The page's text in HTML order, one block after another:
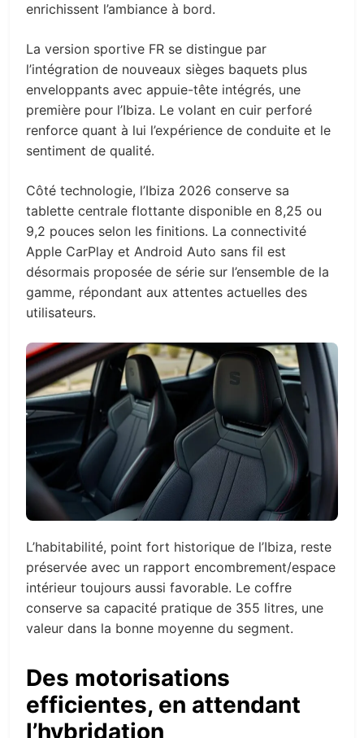
enrichissent l’ambiance à bord.
La version sportive FR se distingue par
l’intégration de nouveaux sièges baquets plus
enveloppants avec appuie-tête intégrés, une
première pour l’Ibiza. Le volant en cuir perforé
renforce quant à lui l’expérience de conduite et le
sentiment de qualité.
Côté technologie, l’Ibiza 2026 conserve sa
tablette centrale flottante disponible en 8,25 ou
9,2 pouces selon les finitions. La connectivité
Apple CarPlay et Android Auto sans fil est
désormais proposée de série sur l’ensemble de la
gamme, répondant aux attentes actuelles des
utilisateurs.
L’habitabilité, point fort historique de l’Ibiza, reste
préservée avec un rapport encombrement/espace
intérieur toujours aussi favorable. Le coffre
conserve sa capacité pratique de 355 litres, une
valeur dans la bonne moyenne du segment.
Des motorisations
efficientes, en attendant
l’hybridation